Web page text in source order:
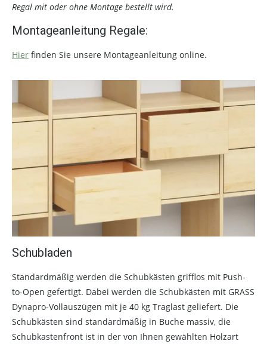
Regal mit oder ohne Montage bestellt wird.
Montageanleitung Regale:
Hier finden Sie unsere Montageanleitung online.
Schubladen
Standardmäßig werden die Schubkästen grifflos mit Push-
to-Open gefertigt. Dabei werden die Schubkästen mit GRASS
Dynapro-Vollauszügen mit je 40 kg Traglast geliefert. Die
Schubkästen sind standardmäßig in Buche massiv, die
Schubkastenfront ist in der von Ihnen gewählten Holzart